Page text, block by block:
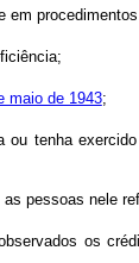
maio de 1943;
ou tenha
pessoas nele
os